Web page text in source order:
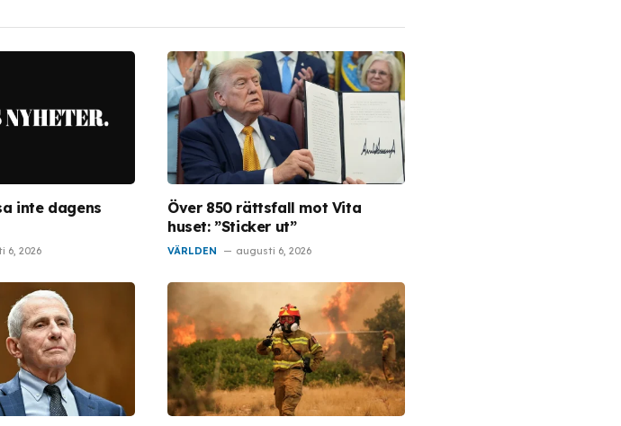
inte dagens
6, 2026
Över 850 rättsfall mot Vita
huset: ”Sticker ut”
VÄRLDEN augusti 6, 2026